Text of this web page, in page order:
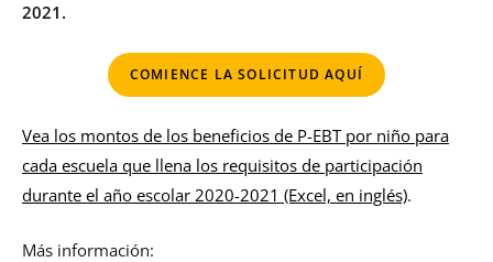
2021.
COMIENCE LA SOLICITUD AQUÍ
Vea los montos de los beneficios de P-EBT por niño para
cada escuela que llena los requisitos de participación
durante el año escolar 2020-2021 (Excel, en inglés).
Más información: